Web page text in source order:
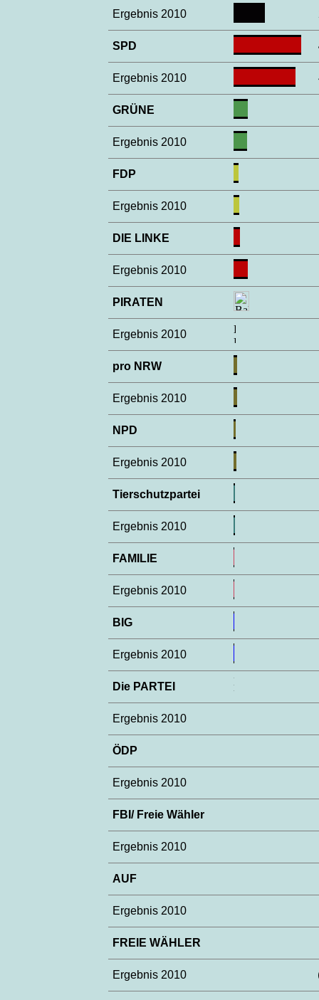
Ergebnis 2010
SPD
Ergebnis 2010
GRÜNE
Ergebnis 2010
FDP
Ergebnis 2010
DIE LINKE
Ergebnis 2010
PIRATEN
Ergebnis 2010
pro NRW
Ergebnis 2010
NPD
Ergebnis 2010
Tierschutzpartei
Ergebnis 2010
FAMILIE
Ergebnis 2010
BIG
Ergebnis 2010
Die PARTEI
Ergebnis 2010
ÖDP
Ergebnis 2010
FBI/ Freie Wähler
Ergebnis 2010
AUF
Ergebnis 2010
FREIE WÄHLER
Ergebnis 2010